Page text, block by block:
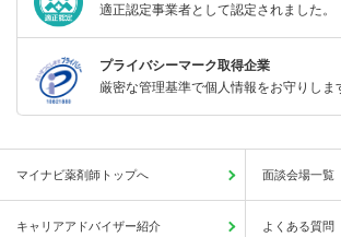
適正認定事業者として認定されました。
プライバシーマーク取得企業
厳密な管理基準で個人情報をお守りしま
マイナビ薬剤師トップへ 面談会場一覧
キャリアアドバイザー紹介 よくある質問